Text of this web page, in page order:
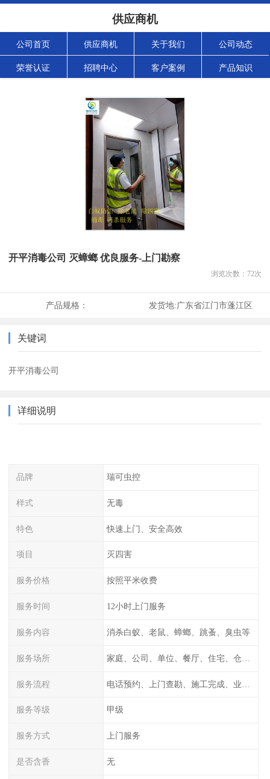
供应商机
公司首页 供应商机 关于我们 公司动态
荣誉认证 招聘中心 客户案例 产品知识
开平消毒公司 灭蟑螂 优良服务-上门勘察
浏览次数： 72次
产品规格： 发货地:广东省江门市蓬江区
关键词
开平消毒公司
详细说明
品牌 瑞可虫控
样式 无毒
特色 快速上门、安全高效
项目 灭四害
服务价格 按照平米收费
服务时间 12小时上门服务
服务内容 消杀白蚁、老鼠、蟑螂、跳蚤、臭虫等
服务场所
服务流程
服务等级 甲级
服务方式 上门服务
是否含香 无